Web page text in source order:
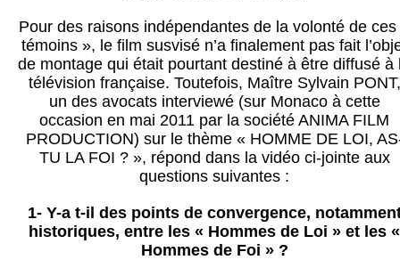
Pour des raisons indépendantes de la volonté de ces
témoins », le film susvisé n’a finalement pas fait
de montage qui était pourtant destiné à être diffusé à
télévision française. Toutefois, Maître Sylvain PONT,
un des avocats interviewé (sur Monaco à cette
occasion en mai 2011 par la société ANIMA FILM
PRODUCTION) sur le thème « HOMME DE LOI,
TU LA FOI ? », répond dans la vidéo ci-jointe aux
questions suivantes :
1- Y-a t-il des points de convergence,
historiques, entre les « Hommes de Loi » et les «
Hommes de Foi » ?